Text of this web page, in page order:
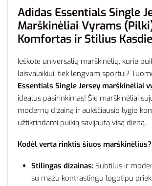
Adidas Essentials Single
Marškinėliai Vyrams
Komfortas ir Stilius
Ieškote universalių marškinėlių, kurie
laisvalaikiui, tiek lengvam sportui?
Essentials Single Jersey marškinėliai
idealus pasirinkimas! Šie marškinėliai
modernų dizainą ir aukščiausio lygio
užtikrindami puikią savijautą visą dieną.
Kodėl verta rinktis šiuos marškinėlius?
Stilingas dizainas: Subtilus ir
su mažu kontrastingu logotipu